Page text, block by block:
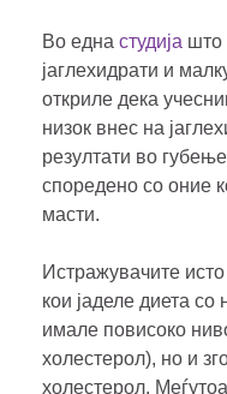
Во една студија што
јаглехидрати и
откриле дека
низок внес на
резултати во
споредено со оние
масти.
Истражувачите
кои јаделе диета со
имале повисоко
холестерол), но и
холестерол.